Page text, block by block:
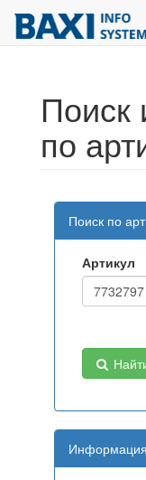
по
Поиск по
Артикул
Информация